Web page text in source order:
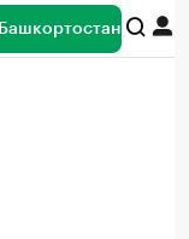
Башкортостан